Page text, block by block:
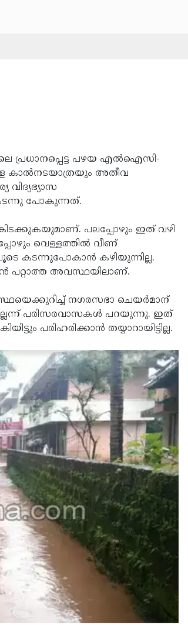
പ്രധാനപ്പെട്ട പഴയ എല്‍ഐസി-
കാല്‍നടയാത്രയും അതീവ
പോകുന്നത്.
പലപ്പോഴും ഇത് വഴി
വെള്ളത്തില്‍ വീണ്
കടന്നുപോകാന്‍ കഴിയുന്നില്ല.
പറ്റാത്ത അവസ്ഥയിലാണ്.
നഗരസഭാ ചെയര്‍മാന്
പരിസരവാസകള്‍ പറയുന്നു. ഇത്
പരിഹരിക്കാന്‍ തയ്യാറായിട്ടില്ല.